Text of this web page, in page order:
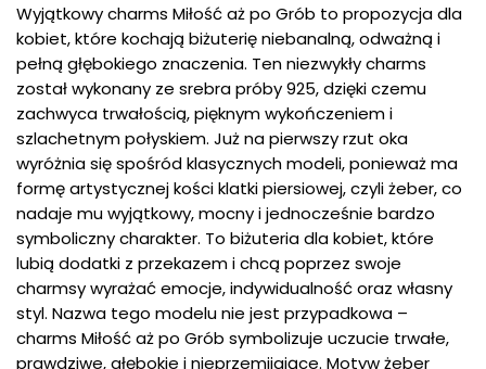
Wyjątkowy charms Miłość aż po Grób to propozycja dla
kobiet, które kochają biżuterię niebanalną, odważną i
pełną głębokiego znaczenia. Ten niezwykły charms
został wykonany ze srebra próby 925, dzięki czemu
zachwyca trwałością, pięknym wykończeniem i
szlachetnym połyskiem. Już na pierwszy rzut oka
wyróżnia się spośród klasycznych modeli, ponieważ ma
formę artystycznej kości klatki piersiowej, czyli żeber, co
nadaje mu wyjątkowy, mocny i jednocześnie bardzo
symboliczny charakter. To biżuteria dla kobiet, które
lubią dodatki z przekazem i chcą poprzez swoje
charmsy wyrażać emocje, indywidualność oraz własny
styl. Nazwa tego modelu nie jest przypadkowa –
charms Miłość aż po Grób symbolizuje uczucie trwałe,
prawdziwe, głębokie i nieprzemijające. Motyw żeber